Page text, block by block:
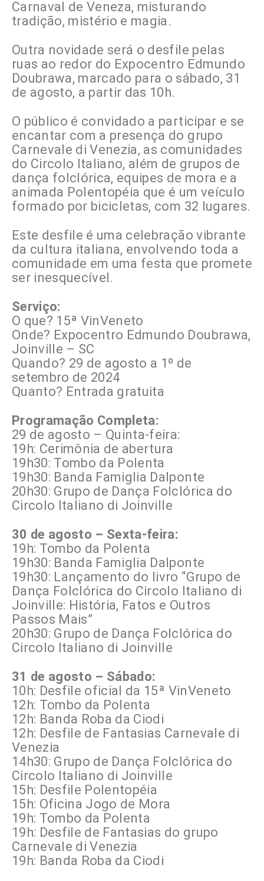
Carnaval de Veneza, misturando
tradição, mistério e magia.
Outra novidade será o desfile pelas
ruas ao redor do Expocentro Edmundo
Doubrawa, marcado para o sábado, 31
de agosto, a partir das 10h.
O público é convidado a participar e se
encantar com a presença do grupo
Carnevale di Venezia, as comunidades
do Circolo Italiano, além de grupos de
dança folclórica, equipes de mora e a
animada Polentopéia que é um veículo
formado por bicicletas, com 32 lugares.
Este desfile é uma celebração vibrante
da cultura italiana, envolvendo toda a
comunidade em uma festa que promete
ser inesquecível.
Serviço:
O que? 15ª VinVeneto
Onde? Expocentro Edmundo Doubrawa,
Joinville – SC
Quando? 29 de agosto a 1º de
setembro de 2024
Quanto? Entrada gratuita
Programação Completa:
29 de agosto – Quinta-feira:
19h: Cerimônia de abertura
19h30: Tombo da Polenta
19h30: Banda Famiglia Dalponte
20h30: Grupo de Dança Folclórica do
Circolo Italiano di Joinville
30 de agosto – Sexta-feira:
19h: Tombo da Polenta
19h30: Banda Famiglia Dalponte
19h30: Lançamento do livro “Grupo de
Dança Folclórica do Circolo Italiano di
Joinville: História, Fatos e Outros
Passos Mais”
20h30: Grupo de Dança Folclórica do
Circolo Italiano di Joinville
31 de agosto – Sábado:
10h: Desfile oficial da 15ª VinVeneto
12h: Tombo da Polenta
12h: Banda Roba da Ciodi
12h: Desfile de Fantasias Carnevale di
Venezia
14h30: Grupo de Dança Folclórica do
Circolo Italiano di Joinville
15h: Desfile Polentopéia
15h: Oficina Jogo de Mora
19h: Tombo da Polenta
19h: Desfile de Fantasias do grupo
Carnevale di Venezia
19h: Banda Roba da Ciodi